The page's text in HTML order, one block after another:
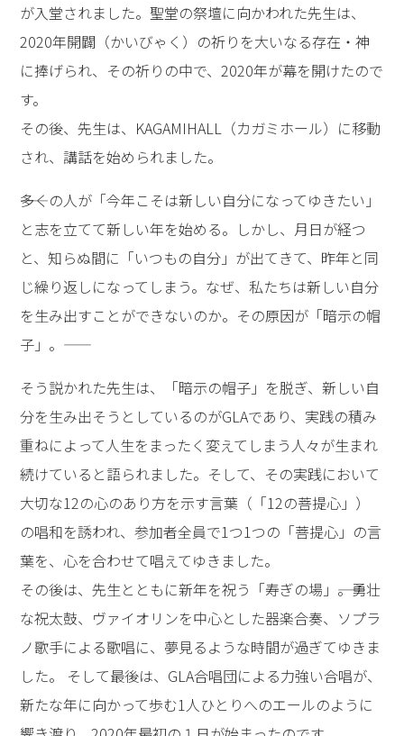
が入堂されました。聖堂の祭壇に向かわれた先生は、
2020年開闢（かいびゃく）の祈りを大いなる存在・神
に捧げられ、その祈りの中で、2020年が幕を開けたので
す。
その後、先生は、KAGAMIHALL（カガミホール）に移動
され、講話を始められました。
――多くの人が「今年こそは新しい自分になってゆきたい」
と志を立てて新しい年を始める。しかし、月日が経つ
と、知らぬ間に「いつもの自分」が出てきて、昨年と同
じ繰り返しになってしまう。なぜ、私たちは新しい自分
を生み出すことができないのか。その原因が「暗示の帽
子」。――
そう説かれた先生は、「暗示の帽子」を脱ぎ、新しい自
分を生み出そうとしているのがGLAであり、実践の積み
重ねによって人生をまったく変えてしまう人々が生まれ
続けていると語られました。そして、その実践において
大切な12の心のあり方を示す言葉（「12の菩提心」）
の唱和を誘われ、参加者全員で1つ1つの「菩提心」の言
葉を、心を合わせて唱えてゆきました。
その後は、先生とともに新年を祝う「寿ぎの場」――。勇壮
な祝太鼓、ヴァイオリンを中心とした器楽合奏、ソプラ
ノ歌手による歌唱に、夢見るような時間が過ぎてゆきま
した。 そして最後は、GLA合唱団による力強い合唱が、
新たな年に向かって歩む1人ひとりへのエールのように